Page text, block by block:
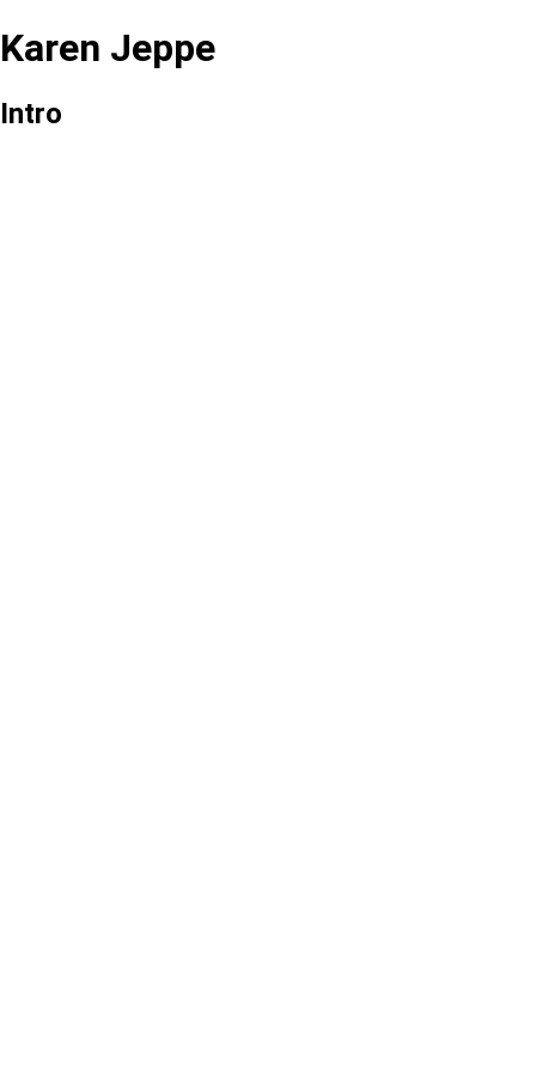
Karen Jeppe
Intro